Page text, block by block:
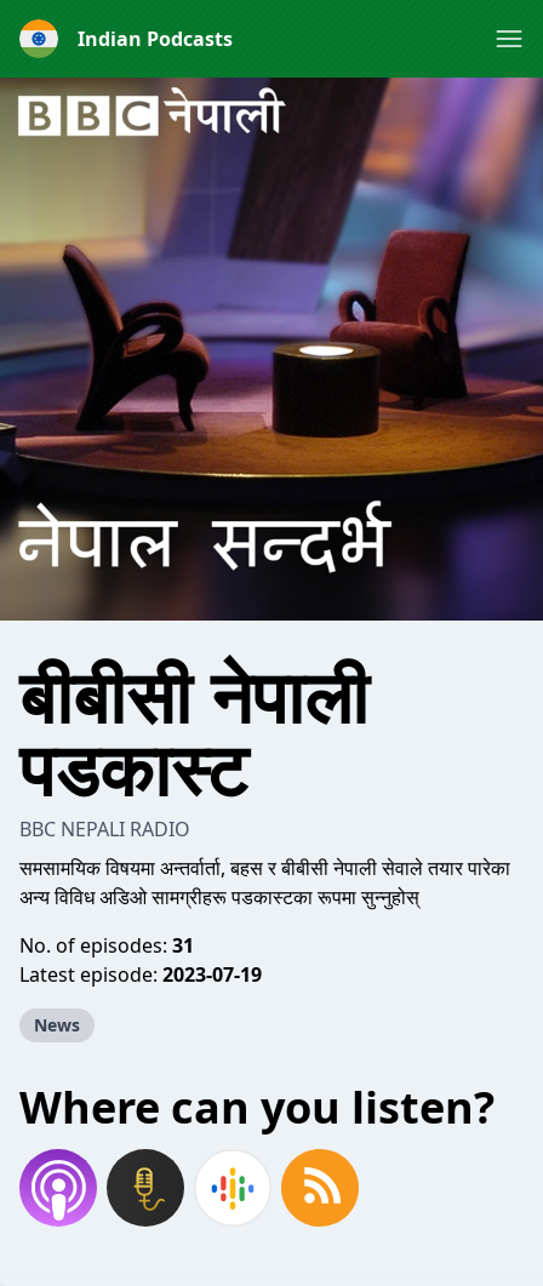
Indian Podcasts
बीबीसी नेपाली
पडकास्ट
BBC NEPALI RADIO
समसामयिक विषयमा अन्तर्वार्ता, बहस र बीबीसी नेपाली सेवाले तयार पारेका
अन्य विविध अडिओ सामग्रीहरू पडकास्टका रूपमा सुन्नुहोस्
No. of episodes: 31
Latest episode: 2023-07-19
News
Where can you listen?